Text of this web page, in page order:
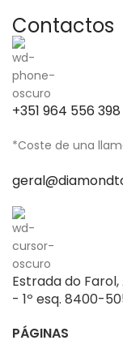
Contactos
+351 964 556
*Coste de una
Estrada do
- 1º esq. 8400-
PÁGINAS